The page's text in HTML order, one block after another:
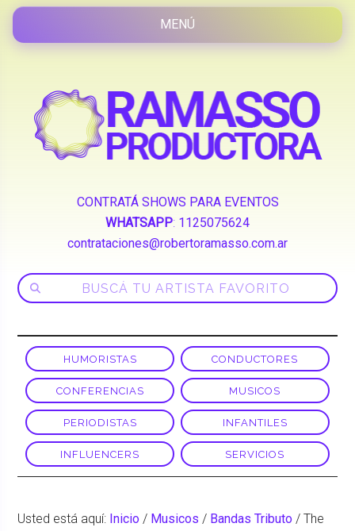
CONTRATÁ SHOWS PARA EVENTOS
WHATSAPP: 1125075624
contrataciones@robertoramasso.com.ar
HUMORISTAS CONDUCTORES
CONFERENCIAS MUSICOS
PERIODISTAS INFANTILES
INFLUENCERS SERVICIOS
Usted está aquí: Inicio / Musicos / Bandas Tributo / The